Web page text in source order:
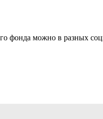
фонда можно в разных